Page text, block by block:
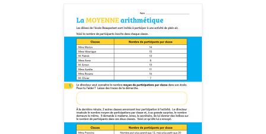
Pratique de l'épreuve ministérielle de mathématique de
la fin du 3e cycle du primaire